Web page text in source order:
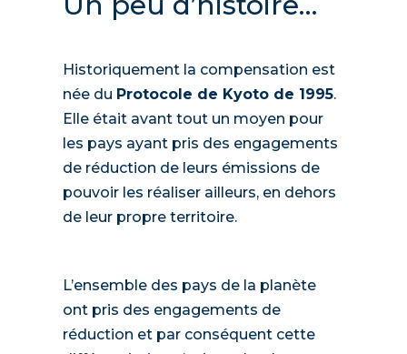
Historiquement la compensation est
née du Protocole de Kyoto de 1995.
Elle était avant tout un moyen pour
les pays ayant pris des engagements
de réduction de leurs émissions de
pouvoir les réaliser ailleurs, en dehors
de leur propre territoire.
L’ensemble des pays de la planète
ont pris des engagements de
réduction et par conséquent cette